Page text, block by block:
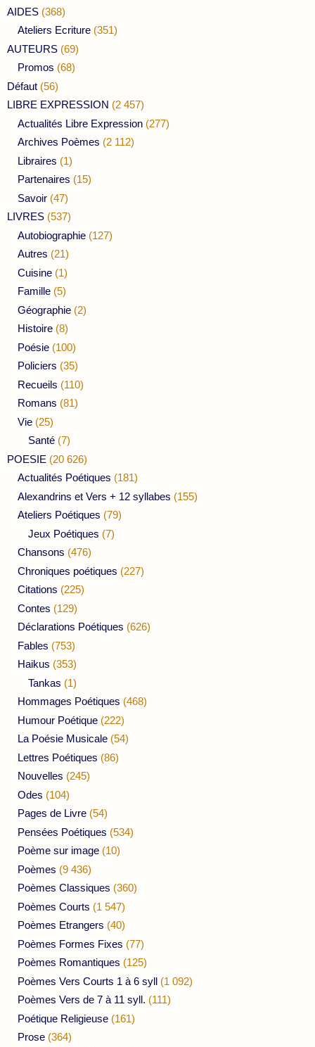
AIDES (368)
Ateliers Ecriture (351)
AUTEURS (69)
Promos (68)
Défaut (56)
LIBRE EXPRESSION (2 457)
Actualités Libre Expression (277)
Archives Poèmes (2 112)
Libraires (1)
Partenaires (15)
Savoir (47)
LIVRES (537)
Autobiographie (127)
Autres (21)
Cuisine (1)
Famille (5)
Géographie (2)
Histoire (8)
Poésie (100)
Policiers (35)
Recueils (110)
Romans (81)
Vie (25)
Santé (7)
POESIE (20 626)
Actualités Poétiques (181)
Alexandrins et Vers + 12 syllabes (155)
Ateliers Poétiques (79)
Jeux Poétiques (7)
Chansons (476)
Chroniques poétiques (227)
Citations (225)
Contes (129)
Déclarations Poétiques (626)
Fables (753)
Haikus (353)
Tankas (1)
Hommages Poétiques (468)
Humour Poétique (222)
La Poésie Musicale (54)
Lettres Poétiques (86)
Nouvelles (245)
Odes (104)
Pages de Livre (54)
Pensées Poétiques (534)
Poème sur image (10)
Poèmes (9 436)
Poèmes Classiques (360)
Poèmes Courts (1 547)
Poèmes Etrangers (40)
Poèmes Formes Fixes (77)
Poèmes Romantiques (125)
Poèmes Vers Courts 1 à 6 syll (1 092)
Poèmes Vers de 7 à 11 syll. (111)
Poétique Religieuse (161)
Prose (364)